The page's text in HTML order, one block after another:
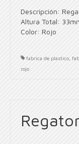
Descripción:
Altura Total:
Color: Rojo
fabrica de plastico
rojo